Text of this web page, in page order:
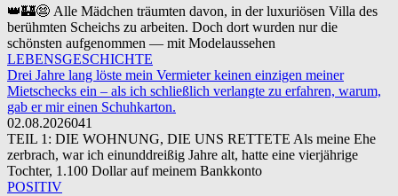
👑🏰😨 Alle Mädchen träumten davon, in der luxuriösen Villa des
berühmten Scheichs zu arbeiten. Doch dort wurden nur die
schönsten aufgenommen — mit Modelaussehen
LEBENSGESCHICHTE
Drei Jahre lang löste mein Vermieter keinen einzigen meiner
Mietschecks ein – als ich schließlich verlangte zu erfahren, warum,
gab er mir einen Schuhkarton.
02.08.2026041
TEIL 1: DIE WOHNUNG, DIE UNS RETTETE Als meine Ehe
zerbrach, war ich einunddreißig Jahre alt, hatte eine vierjährige
Tochter, 1.100 Dollar auf meinem Bankkonto
POSITIV